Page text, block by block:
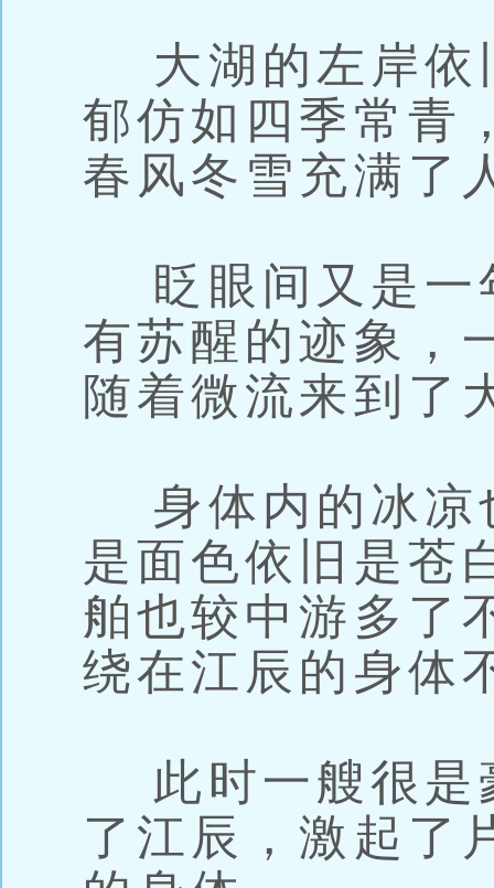
大湖的左岸依
郁仿如四季常青
春风冬雪充满了
眨眼间又是一
有苏醒的迹象，
随着微流来到了
身体内的冰凉
是面色依旧是苍
舶也较中游多了
绕在江辰的身体
此时一艘很是
了江辰，激起了